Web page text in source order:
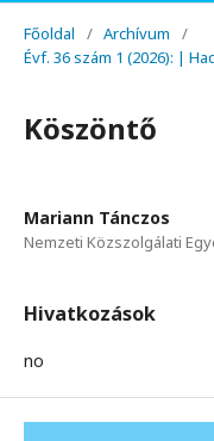
Főoldal / Archívum
/
Évf. 36 szám 1 (2026): |
Köszöntő
Mariann Tánczos
Nemzeti Közszolgálati
Hivatkozások
no